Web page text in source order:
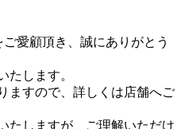
愛顧頂き、誠にありがとう
たします。
ますので、詳しくは店舗へご
たしますが、ご理解いただけ